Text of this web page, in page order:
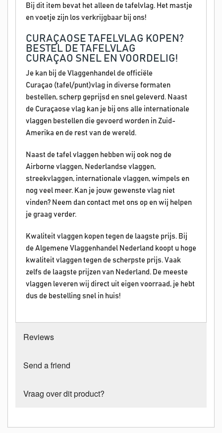
Bij dit item bevat het alleen de tafelvlag. Het mastje
en voetje zijn los verkrijgbaar bij ons!
CURAÇAOSE TAFELVLAG KOPEN?
BESTEL DE TAFELVLAG
CURAÇAO SNEL EN VOORDELIG!
Je kan bij de Vlaggenhandel de officiële
Curaçao (tafel/punt)vlag in diverse formaten
bestellen, scherp geprijsd en snel geleverd. Naast
de Curaçaose vlag kan je bij ons alle internationale
vlaggen bestellen die gevoerd worden in Zuid-
Amerika en de rest van de wereld.
Naast de tafel vlaggen hebben wij ook nog de
Airborne vlaggen, Nederlandse vlaggen,
streekvlaggen, internationale vlaggen, wimpels en
nog veel meer. Kan je jouw gewenste vlag niet
vinden? Neem dan contact met ons op en wij helpen
je graag verder.
Kwaliteit vlaggen kopen tegen de laagste prijs. Bij
de Algemene Vlaggenhandel Nederland koopt u hoge
kwaliteit vlaggen tegen de scherpste prijs. Vaak
zelfs de laagste prijzen van Nederland. De meeste
vlaggen leveren wij direct uit eigen voorraad, je hebt
dus de bestelling snel in huis!
Reviews
Send a friend
Vraag over dit product?